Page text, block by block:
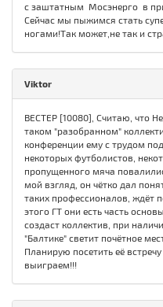
с заштатным Мосэнерго в
Сейчас мы пыжимся стать
ногами!Так может,не так и
Viktor
ВЕСТЕР [10080], Считаю, что
таком "разобранном"
конференции ему с трудом
некоторых футболистов,
пропущенного мяча
мой взгляд, он чётко дал
таких профессионалов, ждёт
этого ГТ они есть часть
создаст коллектив, при
"Балтике" светит почётное
Планирую посетить её
выиграем!!!